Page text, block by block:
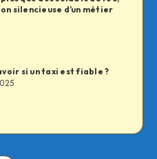
silencieuse d’un métier
si un taxi est fiable ?